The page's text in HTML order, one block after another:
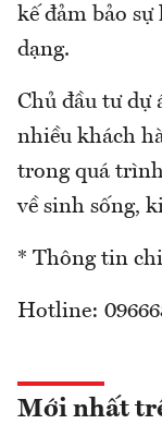
kế đảm bảo
dạng.
Chủ đầu tư dự
nhiều khách
trong quá
về sinh sống,
* Thông tin
Hotline:
Mới nhất